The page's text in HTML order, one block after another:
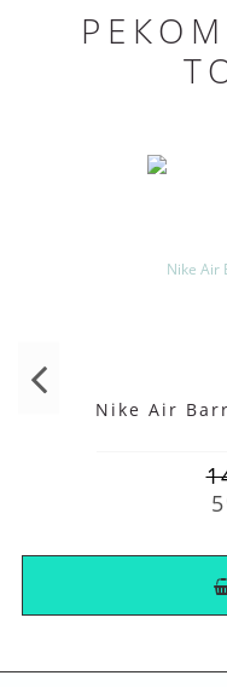
Nike Air